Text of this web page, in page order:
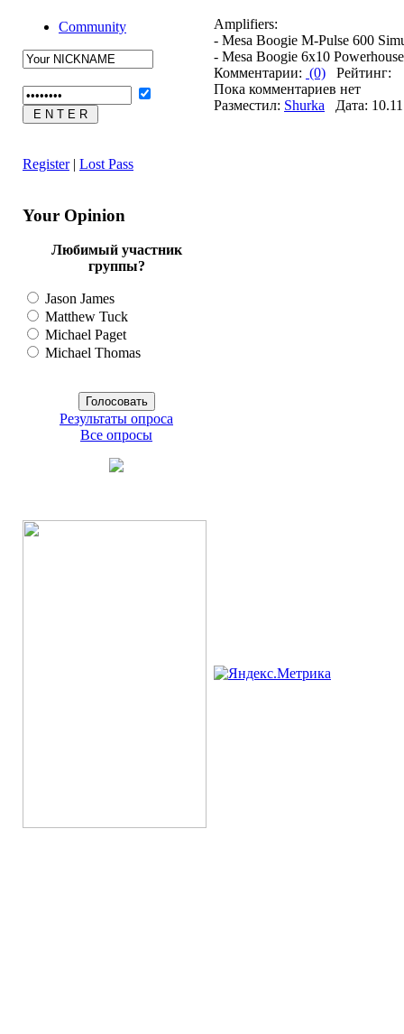
Community
Register| Lost Pass
Your Opinion
Любимый участник
группы?
Jason James
Matthew Tuck
Michael Paget
Michael Thomas
Результаты опроса
Все опросы
Amplifiers:
- Mesa Boogie M-Pulse 600
- Mesa Boogie 6x10
Комментарии: (0) Рейтинг:
Пока комментариев нет
Разместил: Shurka Дата: